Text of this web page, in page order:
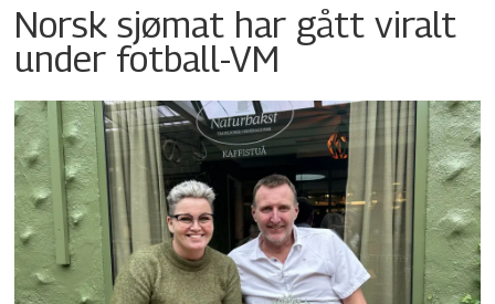
Norsk sjømat har gått viralt
under fotball-VM